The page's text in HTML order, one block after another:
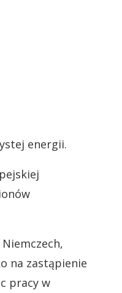
energii.
na zastąpienie
pracy w